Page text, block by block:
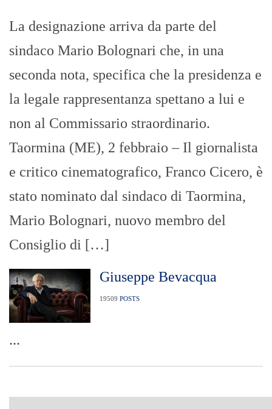
La designazione arriva da parte del
sindaco Mario Bolognari che, in una
seconda nota, specifica che la presidenza e
la legale rappresentanza spettano a lui e
non al Commissario straordinario.
Taormina (ME), 2 febbraio – Il giornalista
e critico cinematografico, Franco Cicero, è
stato nominato dal sindaco di Taormina,
Mario Bolognari, nuovo membro del
Consiglio di […]
Giuseppe Bevacqua
19509 POSTS
...